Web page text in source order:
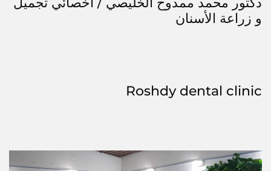
و زراعة الأسنان
Roshdy dental clinic